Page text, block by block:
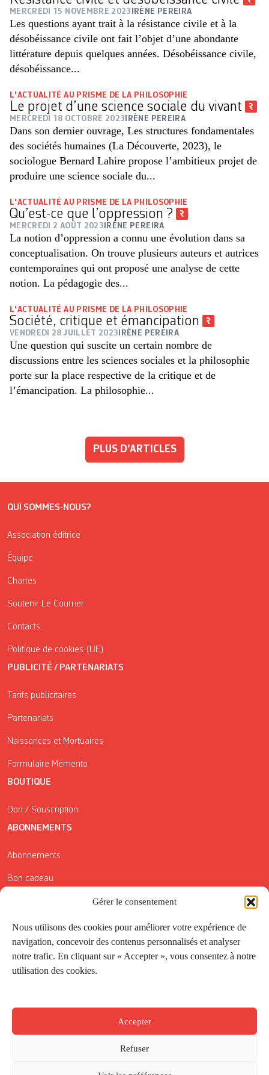
Gérer le consentement
Nous utilisons des cookies pour améliorer votre expérience de
navigation, concevoir des contenus personnalisés et analyser
notre trafic. En cliquant sur « Accepter », vous consentez à notre
utilisation des cookies.
Accepter
Refuser
MERCREDI 15 NOVEMBRE 2023 IRÈNE PEREIRA
Les questions ayant trait à la résistance civile et à la
désobéissance civile ont fait l’objet d’une abondante
littérature depuis quelques années. Désobéissance civile,
désobéissance...
L'ACTUALITÉ AU PRISME DE LA PHILOSOPHIE
Le projet d’une science sociale du vivant
MERCREDI 18 OCTOBRE 2023 IRÈNE PEREIRA
Dans son dernier ouvrage, Les structures fondamentales
des sociétés humaines (La Découverte, 2023), le
sociologue Bernard Lahire propose l’ambitieux projet de
produire une science sociale du...
L'ACTUALITÉ AU PRISME DE LA PHILOSOPHIE
Qu’est-ce que l’oppression ?
MERCREDI 2 AOÛT 2023 IRÈNE PEREIRA
La notion d’oppression a connu une évolution dans sa
conceptualisation. On trouve plusieurs auteurs et autrices
contemporaines qui ont proposé une analyse de cette
notion. La pédagogie des...
L'ACTUALITÉ AU PRISME DE LA PHILOSOPHIE
Société, critique et émancipation
VENDREDI 28 JUILLET 2023 IRÈNE PEREIRA
Une question qui suscite un certain nombre de
discussions entre les sciences sociales et la philosophie
porte sur la place respective de la critique et de
l’émancipation. La philosophie...
PLUS D'ARTICLES
QUI SOMMES-NOUS?
Association éditrice
Équipe
Chartes
Soutenir Le Courrier
Contacts
Politique de cookies (UE)
PUBLICITÉ / PARTENARIATS
Tarifs publicitaires
Partenariats
Naissances et Mortuaires
Formulaire Mémento
BOUTIQUE
Don / Souscription
ABONNEMENTS
Abonnements
Bon cadeau
Conditions générales de vente
Réductions de la Carte Côté Courrier
Application